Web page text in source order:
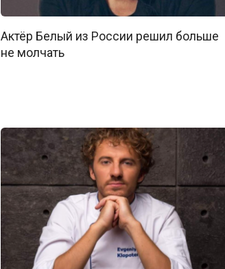
Актёр Белый из России решил больше
не молчать